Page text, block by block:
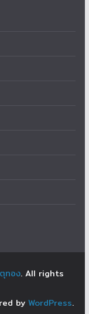
ทอง. All rights
byWordPress.